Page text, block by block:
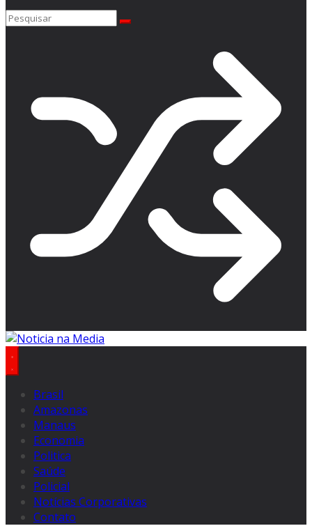
Brasil
Amazonas
Manaus
Economia
Politica
Saúde
Policial
Notícias Corporativas
Contato